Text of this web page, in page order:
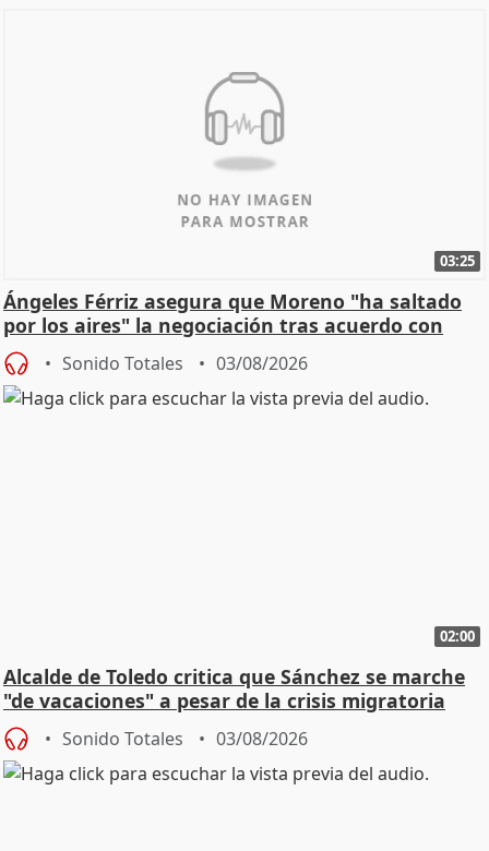
03:25
Ángeles Férriz asegura que Moreno "ha saltado
por los aires" la negociación tras acuerdo con
SMA
Sonido Totales 03/08/2026
02:00
Alcalde de Toledo critica que Sánchez se marche
"de vacaciones" a pesar de la crisis migratoria
Sonido Totales 03/08/2026